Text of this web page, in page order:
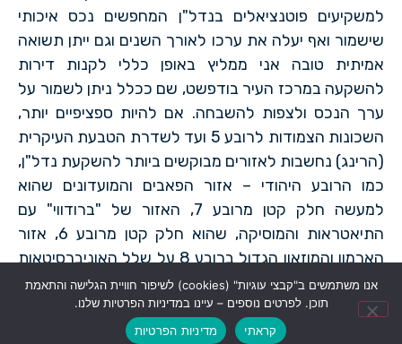
למשקיעים פוטנציאלים בנדל"ן המחפשים נכס איכותי
שישמור ואף יעלה את ערכו לאורך השנים וגם ייתן תשואה
אמיתית טובה אני ממליץ באופן כללי לקנות דירות
להשקעה במרכז העיר בודפשט, שם ככלל ניתן לשמור על
ערך הנכס ולצפות להשבחה. אם להיות ספציפיים יותר,
השכונות הצמודות לרובע 5 ועד לשדרת הטבעת העיקרית
(הרינג) נחשבות לאזורים מבוקשים ביותר להשקעת נדל"ן,
כמו הרובע היהודי – אזור הפאבים והמועדונים שהוא
למעשה חלק קטן מרובע 7, האזור של "ברודווי" עם
התיאטראות והמוסיקה, שהוא חלק קטן מרובע 6, אזור
הארמון והמוזאון הגדול ברובע 8 על שלל האוניברסיטאות
וכן אזור המילניום של רובע 9 המתפתח עם השוק המקורה
ומדרחוב המסעדות. אזורים אלו מהווים יעד להשקעה
בנדל"ן. יעד זה מבוקש ואטרקטיבי לסטודנטים בעיקר
אנו משתמשים ב"קבצי עוגיות" (cookies) לשיפור חוויית הגלישה והתאמת
תוכן. לפרטים נוספים – עיינו במדיניות הפרטיות שלנו.
קראתי
מדיניות הפרטיות